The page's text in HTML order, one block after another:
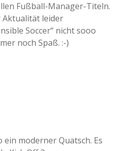
Fußball-Manager-Titeln.
Aktualität leider
Soccer“ nicht sooo
noch Spaß. :-)
ein moderner Quatsch. Es